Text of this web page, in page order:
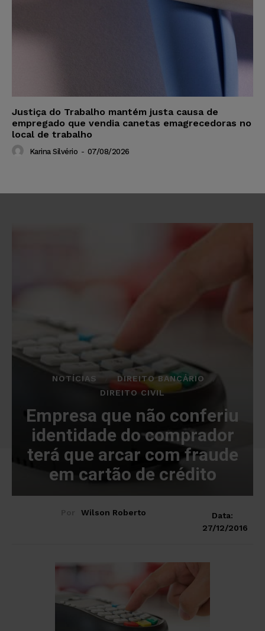
Justiça do Trabalho mantém justa causa de
empregado que vendia canetas emagrecedoras no
local de trabalho
Karina Silvério - 07/08/2026